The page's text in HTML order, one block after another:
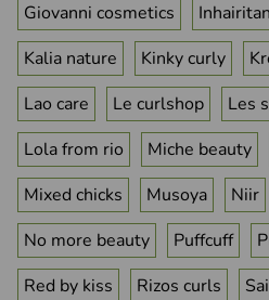
Giovanni cosmetics
Kalia nature
Kinky curly
Lao care
Le curlshop
Les
Lola from rio
Miche beauty
Mixed chicks
Musoya Niir
No more beauty
Puffcuff
Red by kiss
Rizos curls